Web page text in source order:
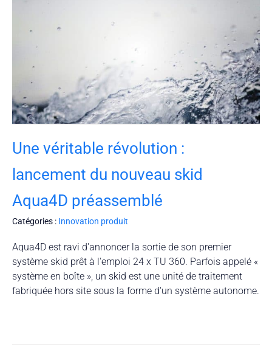
Une véritable révolution :
lancement du nouveau skid
Aqua4D préassemblé
Catégories : Innovation produit
Aqua4D est ravi d'annoncer la sortie de son premier
système skid prêt à l'emploi 24 x TU 360. Parfois appelé «
système en boîte », un skid est une unité de traitement
fabriquée hors site sous la forme d'un système autonome.